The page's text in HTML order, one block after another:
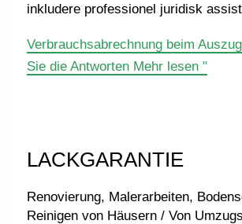
inkludere professionel juridisk
Verbrauchsabrechnung beim
Sie die Antworten Mehr lesen "
LACKGARANTIE
Renovierung, Malerarbeiten,
Reinigen von Häusern / Von